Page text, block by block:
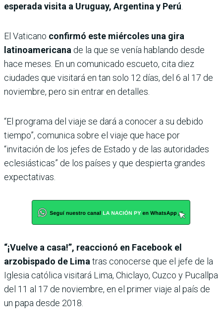
esperada visita a Uruguay, Argentina y Perú.
El Vaticano confirmó este miércoles una gira
latinoamericana de la que se venía hablando desde
hace meses. En un comunicado escueto, cita diez
ciudades que visitará en tan solo 12 días, del 6 al 17 de
noviembre, pero sin entrar en detalles.
“El programa del viaje se dará a conocer a su debido
tiempo”, comunica sobre el viaje que hace por
“invitación de los jefes de Estado y de las autoridades
eclesiásticas” de los países y que despierta grandes
expectativas.
“¡Vuelve a casa!”, reaccionó en Facebook el
arzobispado de Limatras conocerse que el jefe de la
Iglesia católica visitará Lima, Chiclayo, Cuzco y Pucallpa
del 11 al 17 de noviembre, en el primer viaje al país de
un papa desde 2018.